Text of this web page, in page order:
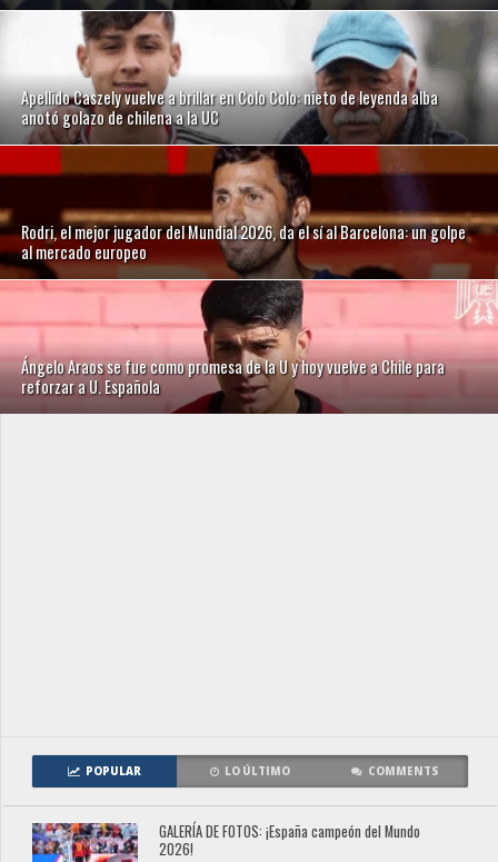
Apellido Caszely vuelve a brillar en Colo Colo: nieto de leyenda alba
anotó golazo de chilena a la UC
Rodri, el mejor jugador del Mundial 2026, da el sí al Barcelona: un golpe
al mercado europeo
Ángelo Araos se fue como promesa de la U y hoy vuelve a Chile para
reforzar a U. Española
POPULAR LO ÚLTIMO COMMENTS
GALERÍA DE FOTOS: ¡España campeón del Mundo
2026!